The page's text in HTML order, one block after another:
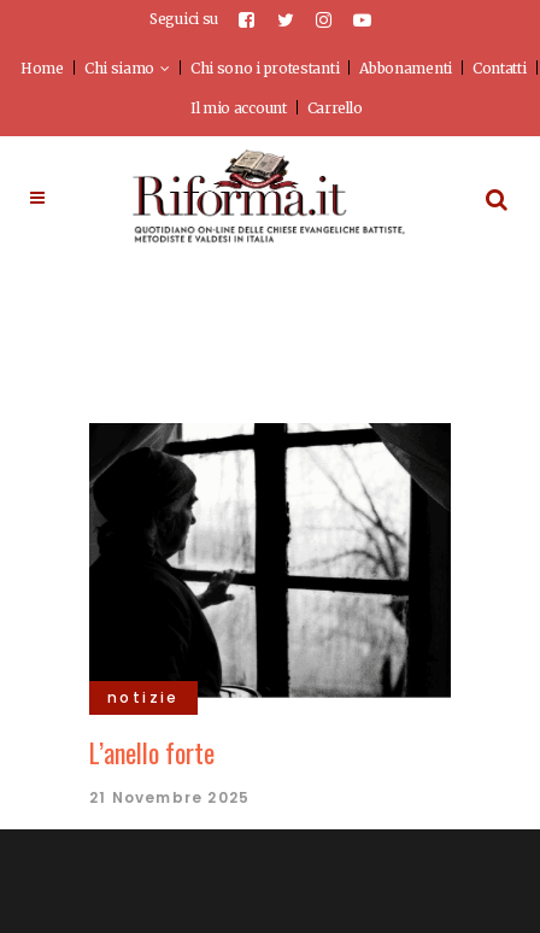
Seguici su
Home Chi siamo Chi sono i protestanti Abbonamenti Contatti
Il mio account Carrello
notizie
L’anello forte
21 Novembre 2025